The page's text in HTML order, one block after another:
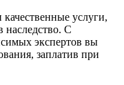
услуги,
наследство. С
экспертов вы
заплатив при